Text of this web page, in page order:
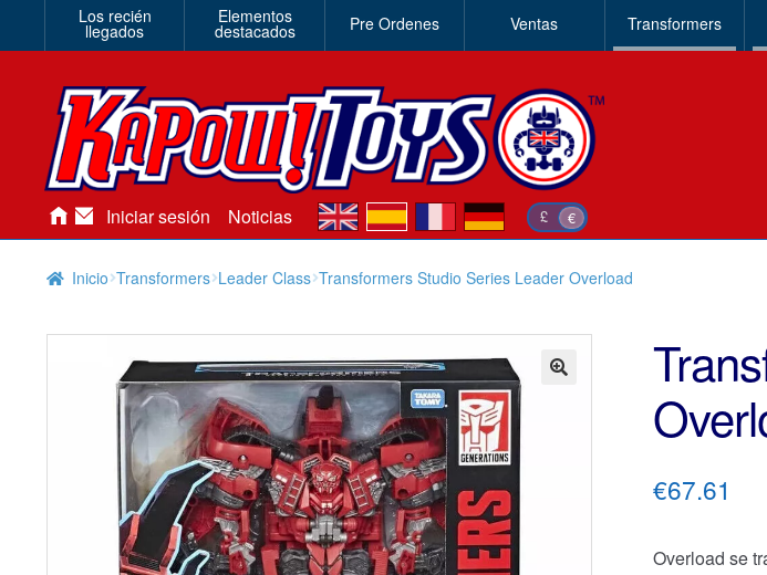
Los recién
llegados
Elementos
destacados Pre Ordenes Ventas Transformers
Iniciar sesión Noticias £ €
en es de
Inicio Transformers Leader Class Transformers Studio Series Leader Overload
€67.61
Overload se